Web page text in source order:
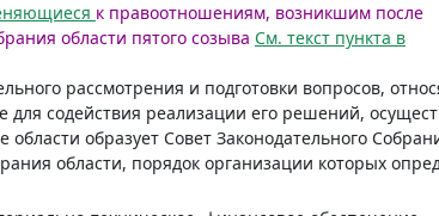
к правоотношениям, возникшим после
области пятого созыва См. текст пункта в
рассмотрения и подготовки вопросов,
для содействия реализации его решений,
образует Совет Законодательного
области, порядок организации которых